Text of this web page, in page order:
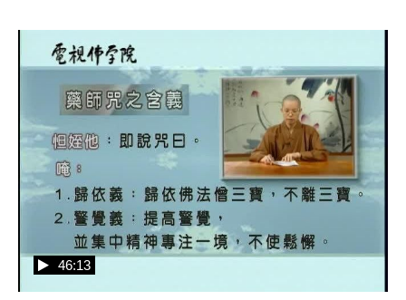
46:13